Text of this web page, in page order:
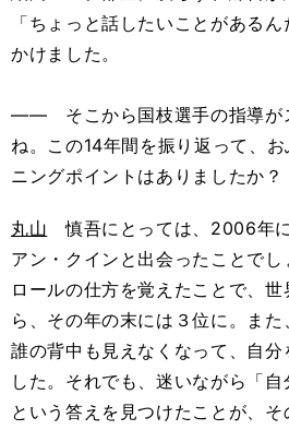
「ちょっと話したいことがある
かけました。
―― そこから国枝選手の指導が
ね。この14年間を振り返って、
ニングポイントはありましたか？
丸山 慎吾にとっては、2006年
アン・クインと出会ったことでし
ロールの仕方を覚えたことで、
ら、その年の末には３位に。ま
誰の背中も見えなくなって、自分
した。それでも、迷いながら「自
という答えを見つけたことが、そ